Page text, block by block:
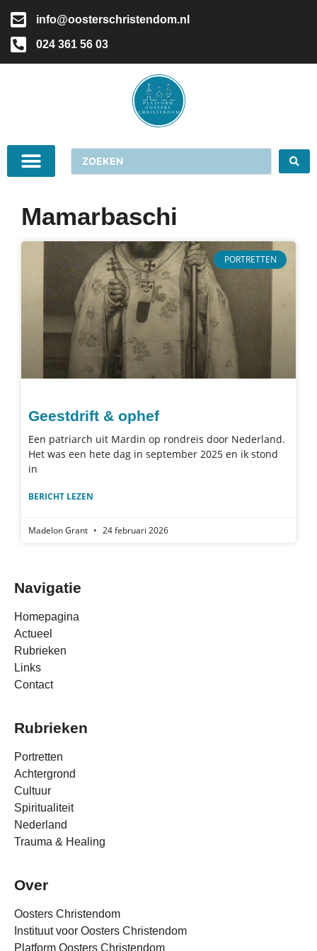
info@oosterschristendom.nl
024 361 56 03
Mamarbaschi
PORTRETTEN
Geestdrift & ophef
Een patriarch uit Mardin op rondreis door Nederland.
Het was een hete dag in september 2025 en ik stond
in
BERICHT LEZEN
Madelon Grant 24 februari 2026
Navigatie
Homepagina
Actueel
Rubrieken
Links
Contact
Rubrieken
Portretten
Achtergrond
Cultuur
Spiritualiteit
Nederland
Trauma & Healing
Over
Oosters Christendom
Instituut voor Oosters Christendom
Platform Oosters Christendom